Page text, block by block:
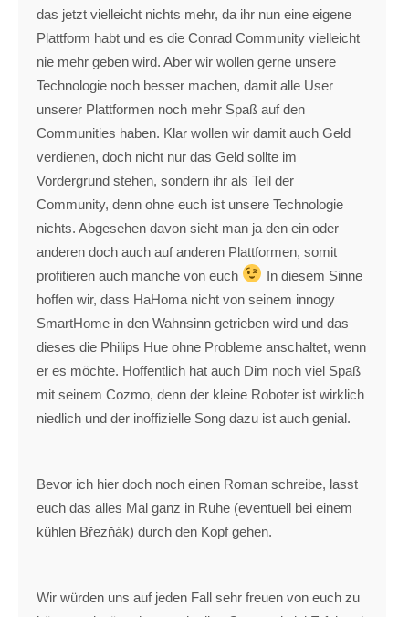
das jetzt vielleicht nichts mehr, da ihr nun eine eigene
Plattform habt und es die Conrad Community vielleicht
nie mehr geben wird. Aber wir wollen gerne unsere
Technologie noch besser machen, damit alle User
unserer Plattformen noch mehr Spaß auf den
Communities haben. Klar wollen wir damit auch Geld
verdienen, doch nicht nur das Geld sollte im
Vordergrund stehen, sondern ihr als Teil der
Community, denn ohne euch ist unsere Technologie
nichts. Abgesehen davon sieht man ja den ein oder
anderen doch auch auf anderen Plattformen, somit
profitieren auch manche von euch
In diesem Sinne
hoffen wir, dass HaHoma nicht von seinem innogy
SmartHome in den Wahnsinn getrieben wird und das
dieses die Philips Hue ohne Probleme anschaltet, wenn
er es möchte. Hoffentlich hat auch Dim noch viel Spaß
mit seinem Cozmo, denn der kleine Roboter ist wirklich
niedlich und der inoffizielle Song dazu ist auch genial.
Bevor ich hier doch noch einen Roman schreibe, lasst
euch das alles Mal ganz in Ruhe (eventuell bei einem
kühlen Březňák) durch den Kopf gehen.
Wir würden uns auf jeden Fall sehr freuen von euch zu